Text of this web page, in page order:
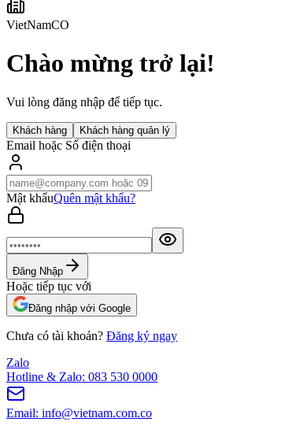
VietNamCO
Chào mừng trở lại!
Vui lòng đăng nhập để tiếp tục.
Khách hàng Khách hàng quản lý
Email hoặc Số điện thoại
Mật khẩuQuên mật khẩu?
Đăng Nhập
Hoặc tiếp tục với
Đăng nhập với Google
Chưa có tài khoản? Đăng ký ngay
Zalo
Hotline & Zalo: 083 530 0000
Email: info@vietnam.com.co